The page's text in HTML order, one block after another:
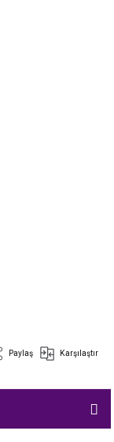
Paylaş Karşılaştır